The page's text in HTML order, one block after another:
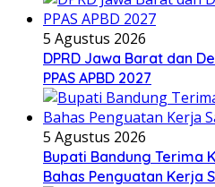
5 Agustus 2026
DPRD Jawa Barat dan
PPAS APBD 2027
5 Agustus 2026
Bupati Bandung Terima
Bahas Penguatan Kerja